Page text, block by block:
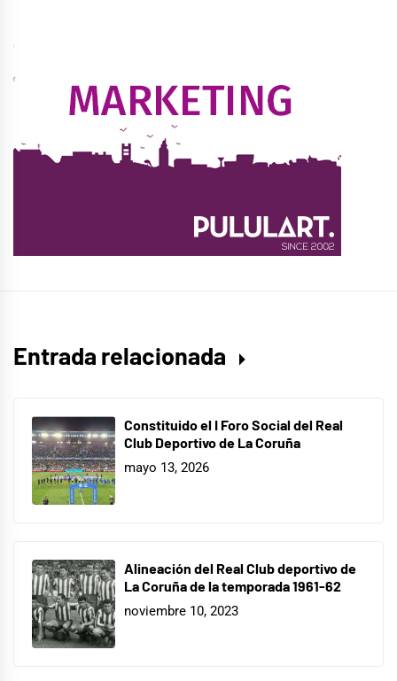
Entrada relacionada
Constituido el I Foro Social del Real
Club Deportivo de La Coruña
mayo 13, 2026
Alineación del Real Club deportivo de
La Coruña de la temporada 1961-62
noviembre 10, 2023